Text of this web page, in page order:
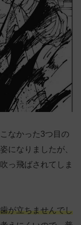
なかった3つ目の
になりましたが、
っ飛ばされてしま
が立ちませんでし